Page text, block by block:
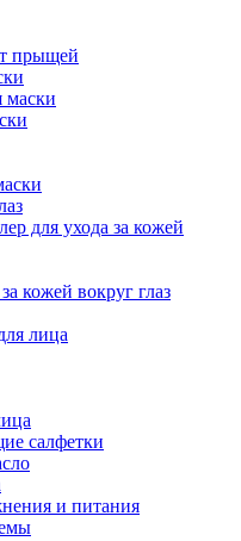
прыщей
маски
для ухода за кожей
кожей вокруг глаз
лица
салфетки
и питания